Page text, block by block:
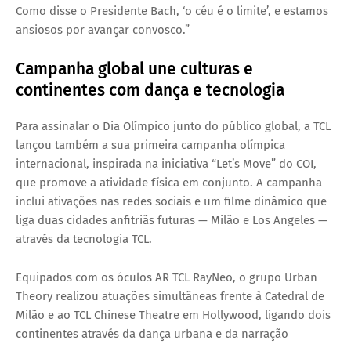
Como disse o Presidente Bach, ‘o céu é o limite’, e estamos
ansiosos por avançar convosco.”
Campanha global une culturas e
continentes com dança e tecnologia
Para assinalar o Dia Olímpico junto do público global, a TCL
lançou também a sua primeira campanha olímpica
internacional, inspirada na iniciativa “Let’s Move” do COI,
que promove a atividade física em conjunto. A campanha
inclui ativações nas redes sociais e um filme dinâmico que
liga duas cidades anfitriãs futuras — Milão e Los Angeles —
através da tecnologia TCL.
Equipados com os óculos AR TCL RayNeo, o grupo Urban
Theory realizou atuações simultâneas frente à Catedral de
Milão e ao TCL Chinese Theatre em Hollywood, ligando dois
continentes através da dança urbana e da narração